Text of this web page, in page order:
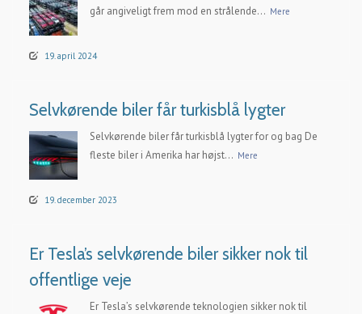
går angiveligt frem mod en strålende... Mere
19. april 2024
Selvkørende biler får turkisblå lygter
Selvkørende biler får turkisblå lygter for og bag De
fleste biler i Amerika har højst... Mere
19. december 2023
Er Tesla’s selvkørende biler sikker nok til
offentlige veje
Er Tesla’s selvkørende teknologien sikker nok til